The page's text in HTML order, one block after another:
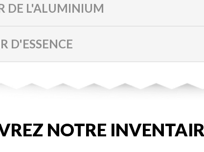
DE L'ALUMINIUM
D'ESSENCE
NOTRE